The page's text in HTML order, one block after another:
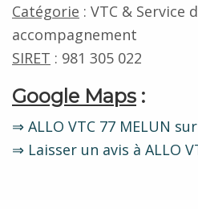
Catégorie : VTC &
accompagnement
SIRET : 981 305 022
Google Maps :
⇒ ALLO VTC 77 MELUN
⇒ Laisser un avis à ALLO